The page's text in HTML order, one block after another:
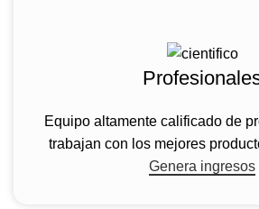
Equipo altamente calificado de
trabajan con los mejores
Genera ingresos